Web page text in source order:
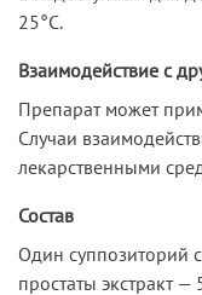
25°С.
Взаимодействие с
Препарат может
Случаи
лекарственными
Состав
Один суппозиторий
простаты экстракт —